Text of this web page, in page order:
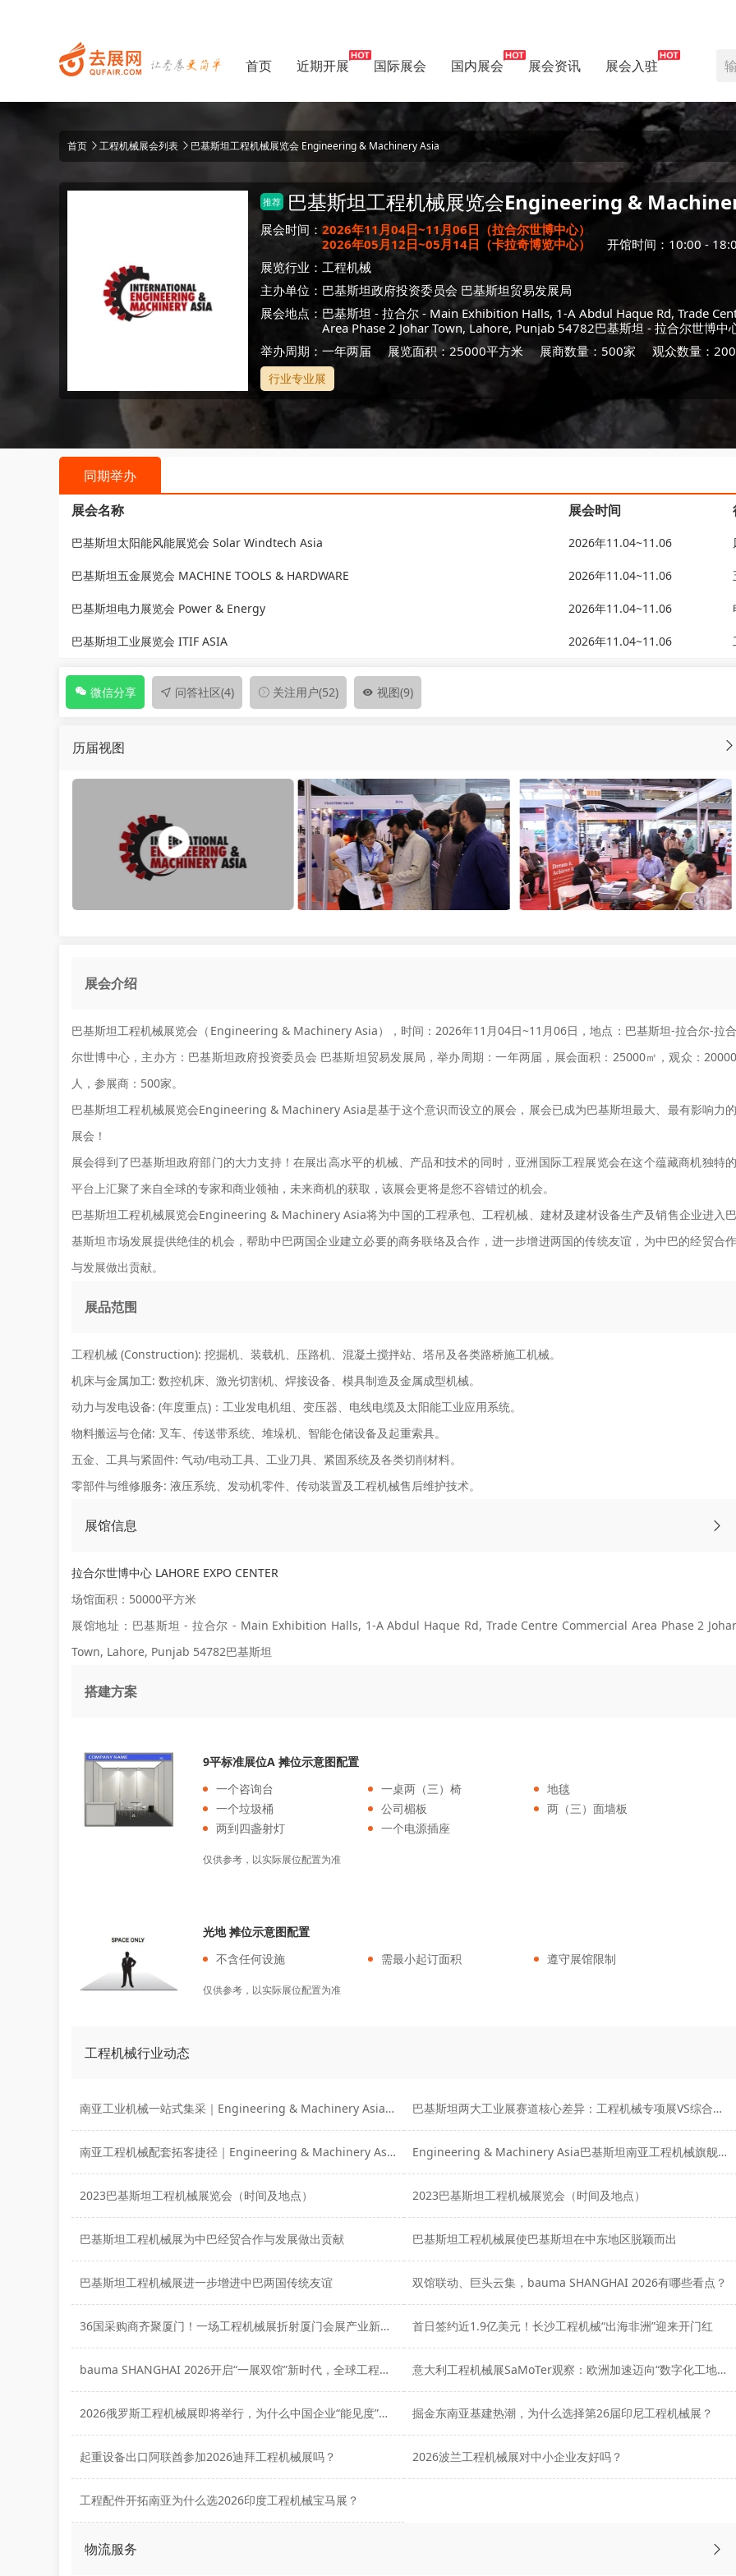
首页 近期开展 国际展会 国内展会 展会资讯 展会入驻
首页 工程机械展会列表 巴基斯坦工程机械展览会 Engineering & Machinery Asia
推荐 巴基斯坦工程机械展览会Engineering &
展会时间： 2026年11月04日~11月06日（拉合尔世博中心）
2026年05月12日~05月14日（卡拉奇博览中心）
开馆时间：10:00 -
展览行业： 工程机械
主办单位： 巴基斯坦政府投资委员会 巴基斯坦贸易发展局
展会地点： 巴基斯坦 - 拉合尔 - Main Exhibition Halls, 1-A Abdul Haque Rd, Trade
Area Phase 2 Johar Town, Lahore, Punjab 54782巴基斯坦 - 拉合尔世博中
举办周期：一年两届
展览面积：25000平方米 展商数量：500家 观众数量：
行业专业展
同期举办
展会名称
展会时间
巴基斯坦太阳能风能展览会 Solar Windtech Asia 2026年11.04~11.06
巴基斯坦五金展览会 MACHINE TOOLS & HARDWARE 2026年11.04~11.06
巴基斯坦电力展览会 Power & Energy 2026年11.04~11.06
巴基斯坦工业展览会 ITIF ASIA 2026年11.04~11.06
微信分享 问答社区(4) 关注用户(52) 视图(9)
历届视图
展会介绍
巴基斯坦工程机械展览会（Engineering & Machinery Asia），时间：2026年11月04日~11月06日，地点：巴基斯坦-拉合尔-拉合
尔世博中心，主办方：巴基斯坦政府投资委员会 巴基斯坦贸易发展局，举办周期：一年两届，展会面积：25000㎡，观众：20000
人，参展商：500家。
巴基斯坦工程机械展览会Engineering & Machinery Asia是基于这个意识而设立的展会，展会已成为巴基斯坦最大、最有影响力的
展会！
展会得到了巴基斯坦政府部门的大力支持！在展出高水平的机械、产品和技术的同时，亚洲国际工程展览会在这个蕴藏商机独特的
平台上汇聚了来自全球的专家和商业领袖，未来商机的获取，该展会更将是您不容错过的机会。
巴基斯坦工程机械展览会Engineering & Machinery Asia将为中国的工程承包、工程机械、建材及建材设备生产及销售企业进入巴
基斯坦市场发展提供绝佳的机会，帮助中巴两国企业建立必要的商务联络及合作，进一步增进两国的传统友谊，为中巴的经贸合作
与发展做出贡献。
展品范围
工程机械 (Construction): 挖掘机、装载机、压路机、混凝土搅拌站、塔吊及各类路桥施工机械。
机床与金属加工: 数控机床、激光切割机、焊接设备、模具制造及金属成型机械。
动力与发电设备: (年度重点)：工业发电机组、变压器、电线电缆及太阳能工业应用系统。
物料搬运与仓储: 叉车、传送带系统、堆垛机、智能仓储设备及起重索具。
五金、工具与紧固件: 气动/电动工具、工业刀具、紧固系统及各类切削材料。
零部件与维修服务: 液压系统、发动机零件、传动装置及工程机械售后维护技术。
展馆信息
拉合尔世博中心 LAHORE EXPO CENTER
场馆面积：50000平方米
展馆地址：巴基斯坦 - 拉合尔 - Main Exhibition Halls, 1-A Abdul Haque Rd, Trade Centre Commercial Area Phase 2 Johar
Town, Lahore, Punjab 54782巴基斯坦
搭建方案
9平标准展位A 摊位示意图配置
一个咨询台
一桌两（三）椅
地毯
一个垃圾桶
公司楣板
两（三）面墙板
两到四盏射灯
一个电源插座
仅供参考，以实际展位配置为准
光地 摊位示意图配置
不含任何设施
需最小起订面积 遵守展馆限制
仅供参考，以实际展位配置为准
工程机械行业动态
南亚工业机械一站式集采｜Engineering & Machinery Asia采购指南 巴基斯坦两大工业展赛道核心差异：工程机械专项展VS综合建材Build Asia
南亚工程机械配套拓客捷径｜Engineering & Machinery Asia中小厂实操方案 Engineering & Machinery Asia巴基斯坦南亚工程机械旗舰展
2023巴基斯坦工程机械展览会（时间及地点） 2023巴基斯坦工程机械展览会（时间及地点）
巴基斯坦工程机械展为中巴经贸合作与发展做出贡献 巴基斯坦工程机械展使巴基斯坦在中东地区脱颖而出
巴基斯坦工程机械展进一步增进中巴两国传统友谊 双馆联动、巨头云集，bauma SHANGHAI 2026有哪些看点？
36国采购商齐聚厦门！一场工程机械展折射厦门会展产业新势能 首日签约近1.9亿美元！长沙工程机械“出海非洲”迎来开门红
bauma SHANGHAI 2026开启“一展双馆”新时代，全球工程机械产业共赴上海之约 意大利工程机械展SaMoTer观察：欧洲加速迈向“数字化工地”时代
2026俄罗斯工程机械展即将举行，为什么中国企业“能见度”越来越高？ 掘金东南亚基建热潮，为什么选择第26届印尼工程机械展？
起重设备出口阿联酋参加2026迪拜工程机械展吗？ 2026波兰工程机械展对中小企业友好吗？
工程配件开拓南亚为什么选2026印度工程机械宝马展？
物流服务